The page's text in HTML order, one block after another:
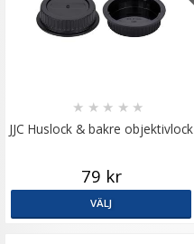
JJC Huslock & bakre objektivlock
★ ★ ★ ★ ★
79 kr
VÄLJ